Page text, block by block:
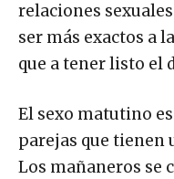
relaciones
ser más exactos a
que a tener listo el
El sexo matutino
parejas que tienen
Los mañaneros se